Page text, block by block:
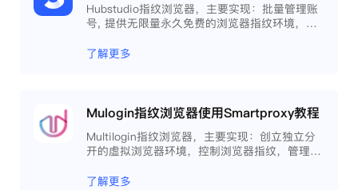
Hubstudio指纹浏览器，主要实现：批量管理账
号, 提供无限量永久免费的浏览器指纹环境，并
工作效率 。
了解更多
Mulogin指纹浏览器使用Smartproxy教程
Multilogin指纹浏览器，主要实现：创立独立分
开的虚拟浏览器环境，控制浏览器指纹，管理多
程，开发网络自动化等。
了解更多